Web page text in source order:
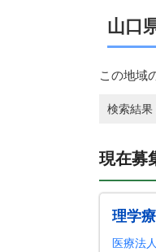
山口
この地域
検索結
現在募
理学
医療法